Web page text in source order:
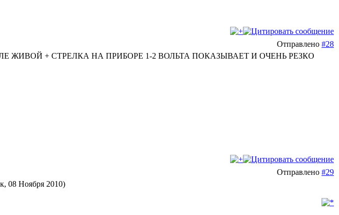
Отправлено #28
ЖИВОЙ + СТРЕЛКА НА ПРИБОРЕ 1-2 ВОЛЬТА ПОКАЗЫВАЕТ И ОЧЕНЬ РЕЗКО
Отправлено #29
08 Ноября 2010)